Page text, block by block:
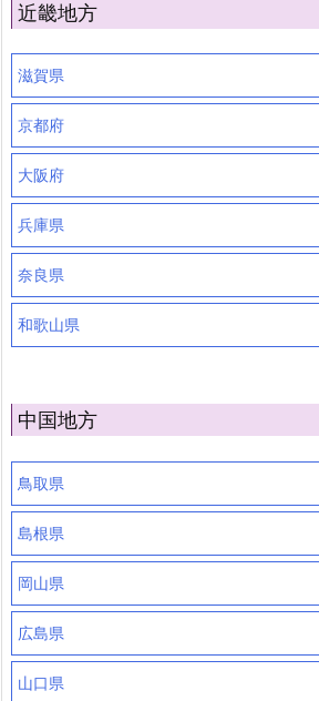
近畿地方
滋賀県
京都府
大阪府
兵庫県
奈良県
和歌山県
中国地方
鳥取県
島根県
岡山県
広島県
山口県